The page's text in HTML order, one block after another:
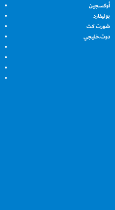
أوكسجين
بوليفارد
شورت كت
دوت.خليجي